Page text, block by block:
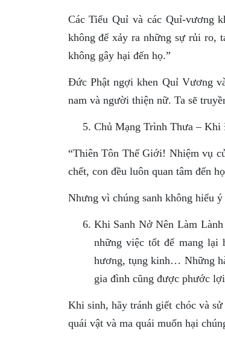
Các Tiểu Quỉ và các Quỉ-vương
không để xảy ra những sự rủi ro,
không gây hại đến họ.”
Ðức Phật ngợi khen Quỉ Vương
nam và người thiện nữ. Ta sẽ
Chủ Mạng Trình Thưa – Khi
“Thiên Tôn Thế Giới! Nhiệm vụ
chết, con đều luôn quan tâm đến
Nhưng vì chúng sanh không hiểu
Khi Sanh Nở Nên Làm
những việc tốt để mang lại
hương, tụng kinh… Những
gia đình cũng được phước
Khi sinh, hãy tránh giết chóc và
quái vật và ma quái muốn hại